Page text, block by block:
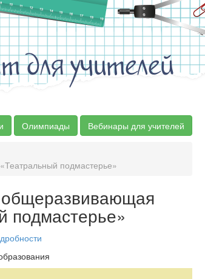
для учителей
Олимпиады Вебинары для учителей
подмастерье»
общеразвивающая
подмастерье»